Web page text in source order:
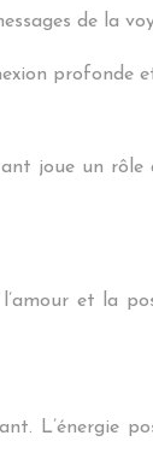
de la
profonde
joue un
et la
L’énergie